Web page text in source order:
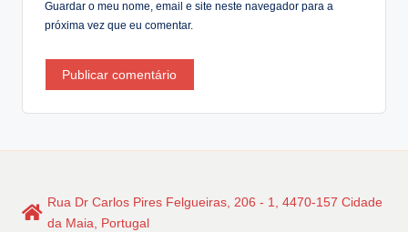
Guardar o meu nome, email e site neste navegador para a
próxima vez que eu comentar.
Rua Dr Carlos Pires Felgueiras, 206 - 1, 4470-157 Cidade
da Maia, Portugal